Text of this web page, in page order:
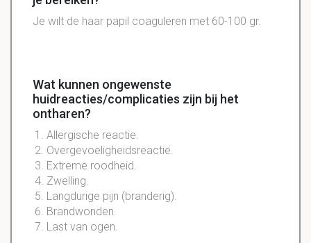
Je wilt de haar papil coaguleren met 60-100 gr.
Wat kunnen ongewenste
huidreacties/complicaties zijn bij het
ontharen?
Allergische reactie.
Overgevoeligheidsreactie.
Extreme roodheid.
Zwelling.
Langdurige pijn (branderig).
Brandwonden.
Last van ogen.